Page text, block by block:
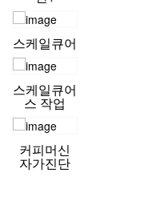
스케일큐어
스케일큐어
스 작업
커피머신
자가진단